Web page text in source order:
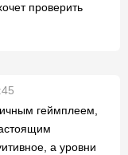
проверить
геймплеем,
а уровни